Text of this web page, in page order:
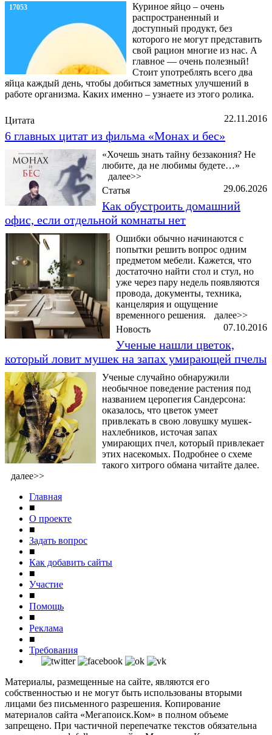
17053
Куриное яйцо – очень
распространенный и
доступный продукт, без
которого не могут представить
свой рацион многие из нас. А
главное — очень полезный!
Стоит употреблять всего два
яйца каждый день, чтобы добиться заметных улучшений в
работе организма. Каких именно – узнаете из этого ролика.
22.11.2016
Цитата
6 главных цитат из фильма «Монах и бес»
«Хочешь знать тайну беззакония? Не
любите, да не любимы будете…»
далее>>
29.06.2026
Статья
Как обустроить домашний
офис, если отдельной комнаты нет
Ошибки обычно начинаются с
попытки решить вопрос одним
предметом мебели. Кажется, что
достаточно найти стол и стул, но
уже через пару недель появляются
провода, документы, техника,
канцелярия и ощущение
временного решения.
далее>>
07.10.2016
Новость
Ученые нашли цветок,
который ловит мушек на запах умирающей пчелы
Ученые случайно обнаружили
необычное поведение растения под
названием церопегия Сандерсона:
оказалось, что цветок умеет
привлекать в свою ловушку мушек-
нахлебников, источая запах
умирающих пчел, который привлекает
этих насекомых. Подробнее о схеме
такого хитрого обмана читайте далее.
далее>>
Главная
■
О проекте
■
Задать вопрос
■
Как добавить сайты
■
Участие
■
Помощь
■
Реклама
■
Требования
Материалы, размещенные на сайте, являются его
собственностью и не могут быть использованы вторыми
лицами без письменного разрешения. Копирование
материалов сайта «Мегапоиск.Ком» в полном объеме
запрещено. При частичной перепечатке текстов обязательна